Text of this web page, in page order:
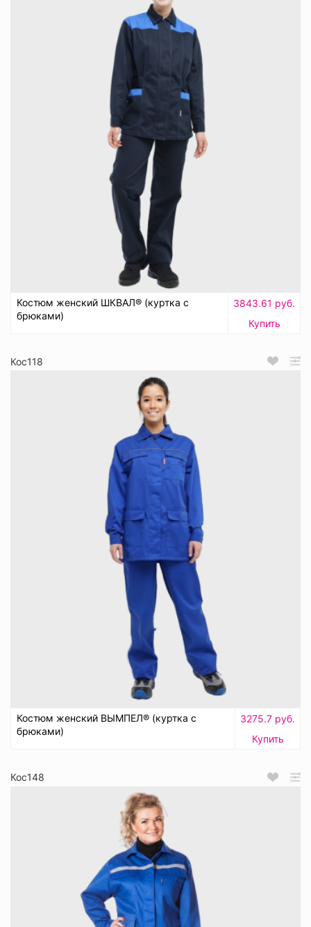
Костюм женский ШКВАЛ® (куртка с
брюками)
3843.61 руб.
Купить
Кос118
Костюм женский ВЫМПЕЛ® (куртка с
брюками)
3275.7 руб.
Купить
Кос148